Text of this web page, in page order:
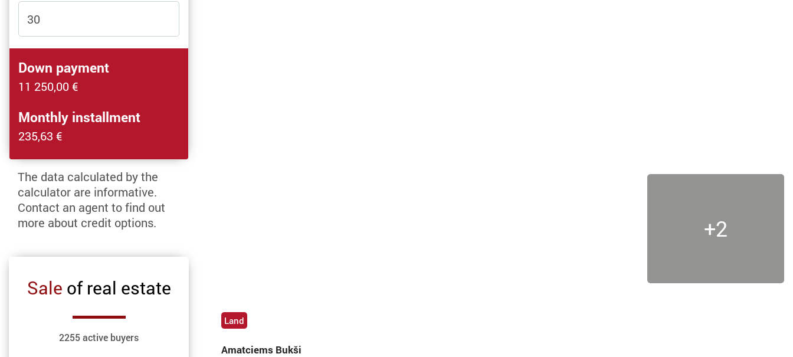
Down payment
11 250,00€
Monthly installment
235,63 €
The data calculated by the
calculator are informative.
Contact an agent to find out
more about credit options.
Sale of real estate
2255 active buyers
+2
Land
Amatciems Bukši